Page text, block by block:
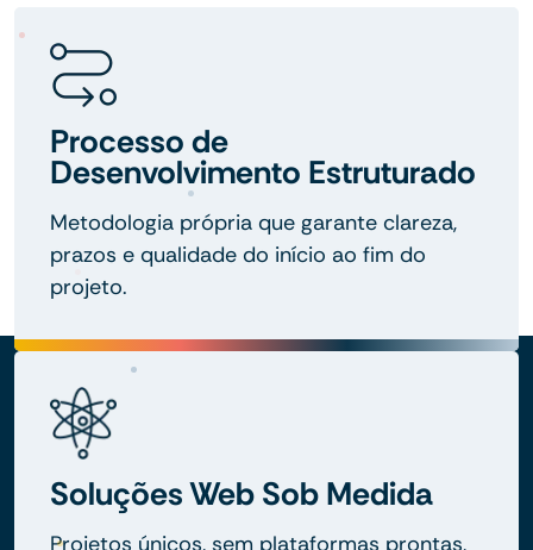
Processo de
Desenvolvimento Estruturado
Metodologia própria que garante clareza,
prazos e qualidade do início ao fim do
projeto.
Soluções Web Sob Medida